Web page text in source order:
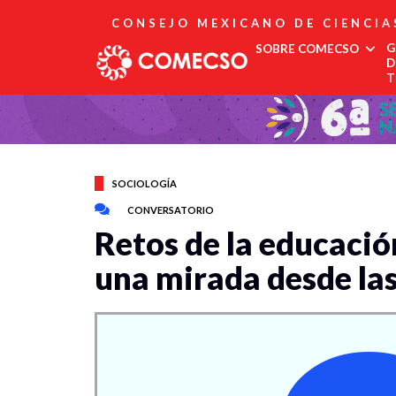
CONSEJO MEXICANO DE
SOBRE COMECSO
Afiliación
Asociados
Comité Editorial
Boletín
SOCIOLOGÍA
CONVERSATORIO
Retos de la
una mirada desde